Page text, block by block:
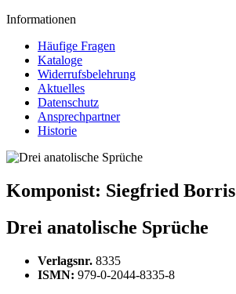
Informationen
Häufige Fragen
Kataloge
Widerrufsbelehrung
Aktuelles
Datenschutz
Ansprechpartner
Historie
Komponist: Siegfried Borris
Drei anatolische Sprüche
Verlagsnr. 8335
ISMN: 979-0-2044-8335-8